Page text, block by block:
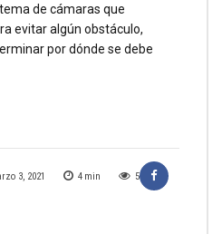
3, 2021 4 min 5
de cámaras que
evitar algún obstáculo,
por dónde se debe